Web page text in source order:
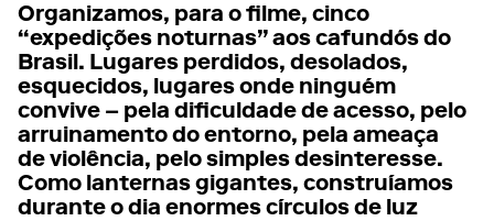
Organizamos, para o filme, cinco
“expedições noturnas” aos cafundós do
Brasil. Lugares perdidos, desolados,
esquecidos, lugares onde ninguém
convive – pela dificuldade de acesso, pelo
arruinamento do entorno, pela ameaça
de violência, pelo simples desinteresse.
Como lanternas gigantes, construíamos
durante o dia enormes círculos de luz